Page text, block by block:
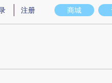
意图存在偏差。不代表财新观点和
商城
注册